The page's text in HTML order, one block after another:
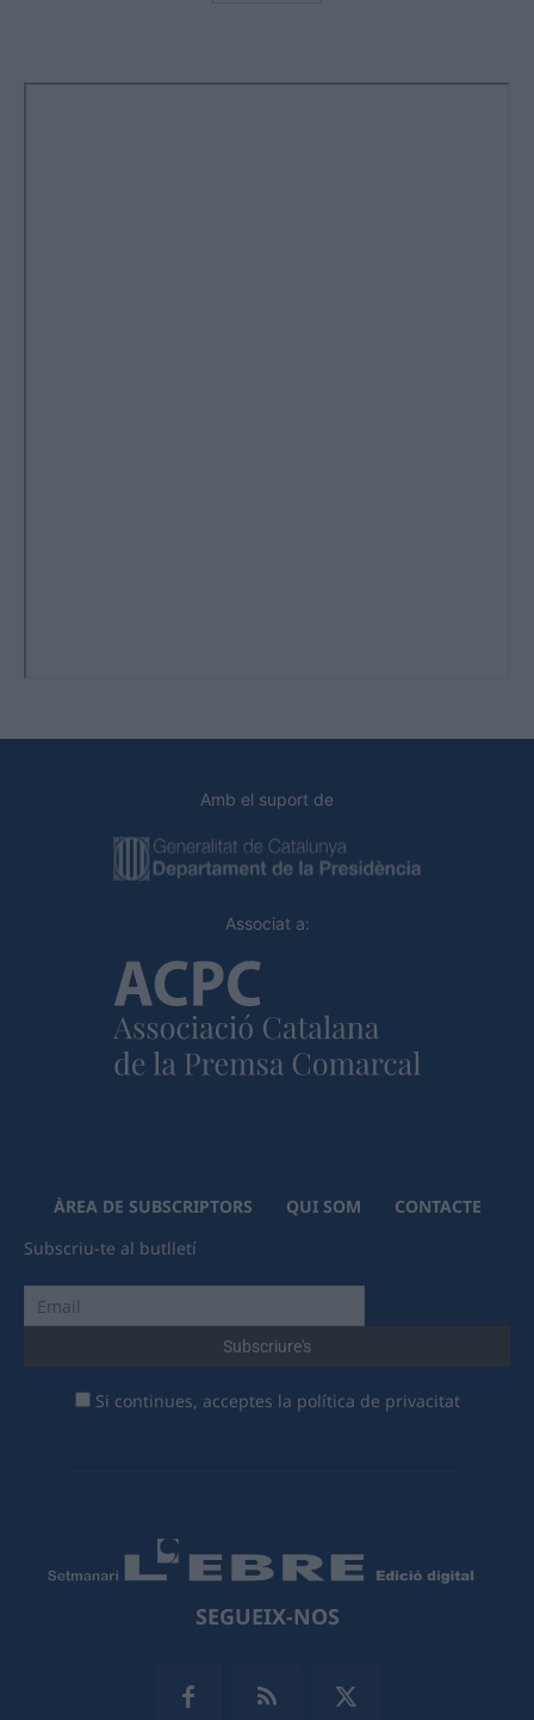
Amb el suport de
Associat a:
ÀREA DE SUBSCRIPTORS QUI SOM
CONTACTE
Subscriu-te al butlletí
Si continues, acceptes la política de privacitat
SEGUEIX-NOS